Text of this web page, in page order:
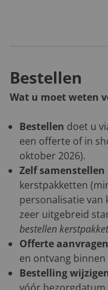
Bestellen
Wat u moet weten
Bestellen doet u
een offerte of in
oktober 2026).
Zelf samenstellen
kerstpakketten
personalisatie van
zeer uitgebreid
bestellen
Offerte
en ontvang
Bestelling